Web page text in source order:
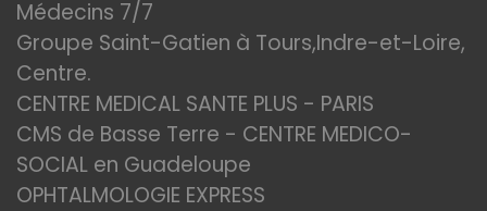
Médecins 7/7
Groupe Saint-Gatien à Tours,Indre-et-Loire,
Centre.
CENTRE MEDICAL SANTE PLUS - PARIS
CMS de Basse Terre - CENTRE MEDICO-
SOCIAL en Guadeloupe
OPHTALMOLOGIE EXPRESS